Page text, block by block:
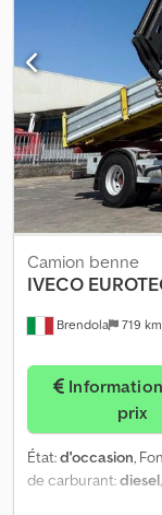
Brendola 719 km
Camion benne
IVECO
prix
État:d'occasion,
de carburant:diesel